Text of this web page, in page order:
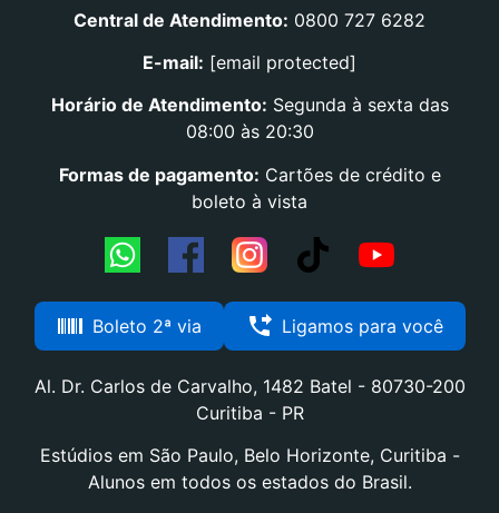
Central de Atendimento: 0800 727 6282
E-mail: [email protected]
Horário de Atendimento: Segunda à sexta das
08:00 às 20:30
Formas de pagamento: Cartões de crédito e
boleto à vista
Boleto 2ª via Ligamos para você
Al. Dr. Carlos de Carvalho, 1482 Batel - 80730-200
Curitiba - PR
Estúdios em São Paulo, Belo Horizonte, Curitiba -
Alunos em todos os estados do Brasil.